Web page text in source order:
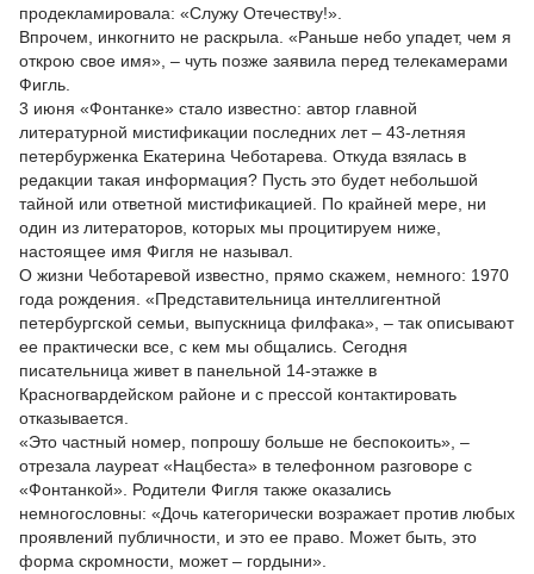
продекламировала: «Служу Отечеству!».
Впрочем, инкогнито не раскрыла. «Раньше небо упадет, чем я
открою свое имя», – чуть позже заявила перед телекамерами
Фигль.
3 июня «Фонтанке» стало известно: автор главной
литературной мистификации последних лет – 43-летняя
петербурженка Екатерина Чеботарева. Откуда взялась в
редакции такая информация? Пусть это будет небольшой
тайной или ответной мистификацией. По крайней мере, ни
один из литераторов, которых мы процитируем ниже,
настоящее имя Фигля не называл.
О жизни Чеботаревой известно, прямо скажем, немного: 1970
года рождения. «Представительница интеллигентной
петербургской семьи, выпускница филфака», – так описывают
ее практически все, с кем мы общались. Сегодня
писательница живет в панельной 14-этажке в
Красногвардейском районе и с прессой контактировать
отказывается.
«Это частный номер, попрошу больше не беспокоить», –
отрезала лауреат «Нацбеста» в телефонном разговоре с
«Фонтанкой». Родители Фигля также оказались
немногословны: «Дочь категорически возражает против любых
проявлений публичности, и это ее право. Может быть, это
форма скромности, может – гордыни».